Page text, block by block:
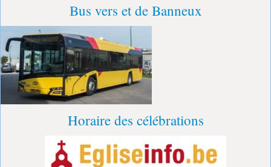
Bus vers et de Banneux
Horaire des célébrations